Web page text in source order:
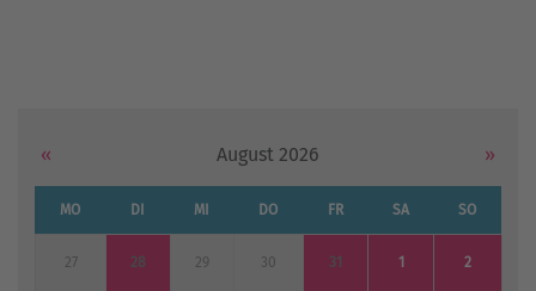
« August 2026 »
MO DI MI DO FR SA SO
27 28 29 30 31 1 2